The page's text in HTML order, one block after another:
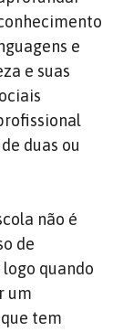
e
e suas
duas ou
não é
de
quando
um
tem